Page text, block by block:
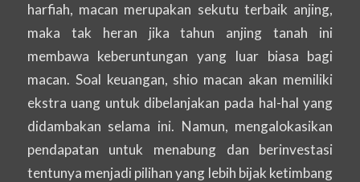
harfiah, macan merupakan sekutu terbaik anjing,
maka tak heran jika tahun anjing tanah ini
membawa keberuntungan yang luar biasa bagi
macan. Soal keuangan, shio macan akan memiliki
ekstra uang untuk dibelanjakan pada hal-hal yang
didambakan selama ini. Namun, mengalokasikan
pendapatan untuk menabung dan berinvestasi
tentunya menjadi pilihan yang lebih bijak ketimbang